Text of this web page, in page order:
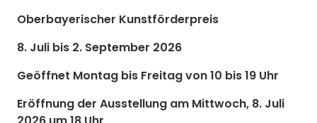
Oberbayerischer Kunstförderpreis
8. Juli bis 2. September 2026
Geöffnet Montag bis Freitag von 10 bis 19 Uhr
Eröffnung der Ausstellung am Mittwoch, 8. Juli